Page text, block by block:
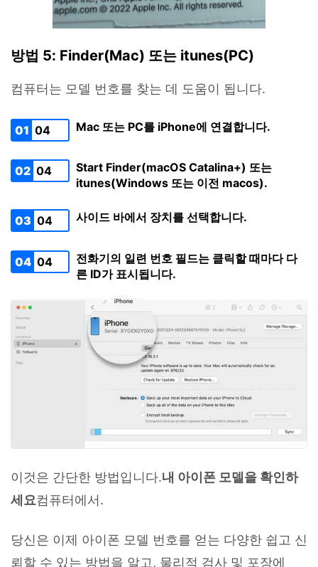
방법 5: Finder(Mac) 또는 itunes(PC)
컴퓨터는 모델 번호를 찾는 데 도움이 됩니다.
01 04 Mac 또는 PC를 iPhone에 연결합니다.
02 04
Start Finder(macOS Catalina+) 또는
itunes(Windows 또는 이전 macos).
03 04 사이드 바에서 장치를 선택합니다.
04 04
전화기의 일련 번호 필드는 클릭할 때마다 다
른 ID가 표시됩니다.
이것은 간단한 방법입니다.내 아이폰 모델을 확인하
세요컴퓨터에서.
당신은 이제 아이폰 모델 번호를 얻는 다양한 쉽고 신
뢰할 수 있는 방법을 알고, 물리적 검사 및 포장에